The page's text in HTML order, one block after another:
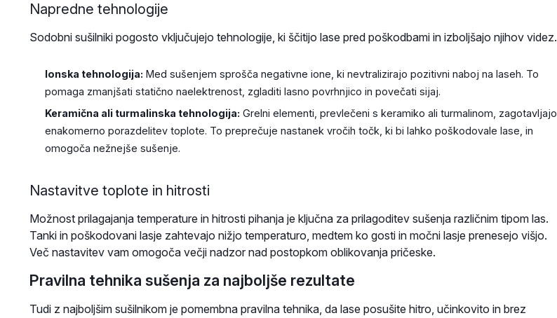
Napredne tehnologije
Sodobni sušilniki pogosto vključujejo tehnologije, ki ščitijo lase pred poškodbami in izboljšajo njihov videz.
Ionska tehnologija: Med sušenjem sprošča negativne ione, ki nevtralizirajo pozitivni naboj na laseh. To
pomaga zmanjšati statično naelektrenost, zgladiti lasno povrhnjico in povečati sijaj.
Keramična ali turmalinska tehnologija: Grelni elementi, prevlečeni s keramiko ali turmalinom, zagotavljajo
enakomerno porazdelitev toplote. To preprečuje nastanek vročih točk, ki bi lahko poškodovale lase, in
omogoča nežnejše sušenje.
Nastavitve toplote in hitrosti
Možnost prilagajanja temperature in hitrosti pihanja je ključna za prilagoditev sušenja različnim tipom las.
Tanki in poškodovani lasje zahtevajo nižjo temperaturo, medtem ko gosti in močni lasje prenesejo višjo.
Več nastavitev vam omogoča večji nadzor nad postopkom oblikovanja pričeske.
Pravilna tehnika sušenja za najboljše rezultate
Tudi z najboljšim sušilnikom je pomembna pravilna tehnika, da lase posušite hitro, učinkovito in brez